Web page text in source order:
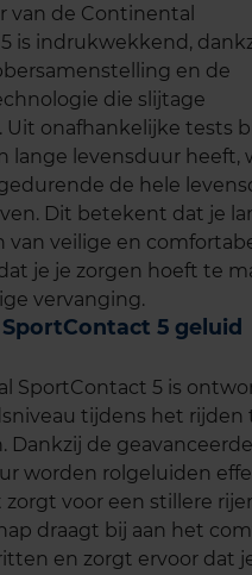
van de Continental
is indrukwekkend,
en de
die slijtage
Uit onafhankelijke tests
lange levensduur heeft,
de hele
Dit betekent dat je
van veilige en
je je zorgen hoeft te
vervanging.
5 geluid
SportContact 5 is
tijdens het rijden
Dankzij de geavanceerde
worden rolgeluiden
voor een stillere
draagt bij aan het
en zorgt ervoor dat